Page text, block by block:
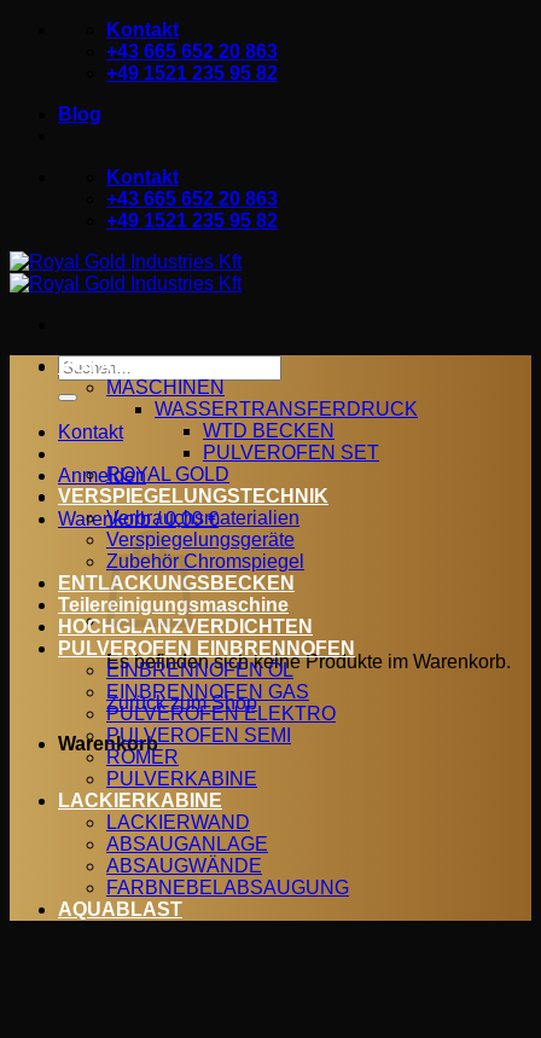
Kontakt
+43 665 652 20 863
+49 1521 235 95 82
Blog
Kontakt
+43 665 652 20 863
+49 1521 235 95 82
Suchen
nach:
Kontakt
Anmelden
Warenkorb /0,00€
Es befinden sich keine Produkte im Warenkorb.
Zurück zum Shop
Warenkorb
ROYAL GOLD
MASCHINEN
WASSERTRANSFERDRUCK
WTD BECKEN
PULVEROFEN SET
ROYAL GOLD
VERSPIEGELUNGSTECHNIK
Verbrauchsmaterialien
Verspiegelungsgeräte
Zubehör Chromspiegel
ENTLACKUNGSBECKEN
Teilereinigungsmaschine
HOCHGLANZVERDICHTEN
PULVEROFEN EINBRENNOFEN
EINBRENNOFEN ÖL
EINBRENNOFEN GAS
PULVEROFEN ELEKTRO
PULVEROFEN SEMI
ROMER
PULVERKABINE
LACKIERKABINE
LACKIERWAND
ABSAUGANLAGE
ABSAUGWÄNDE
FARBNEBELABSAUGUNG
AQUABLAST